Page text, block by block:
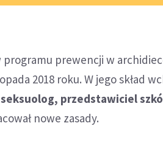
programu prewencji w
2018 roku. W jego skład
przedstawiciel
nowe zasady.